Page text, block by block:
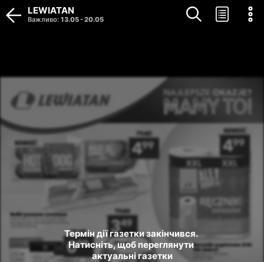
Термін дії газетки закінчився.
Натисніть, щоб переглянути
актуальні газетки
LEWIATAN
Важливо: 13.05-20.05